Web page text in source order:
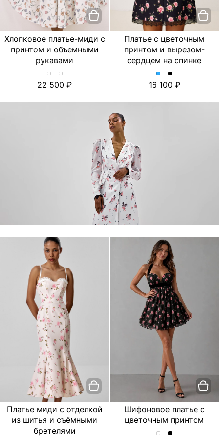
Хлопковое платье-миди с
принтом и объемными
рукавами
Хлопковое
платье-
с
Хлопковое
платье-
с
Молочный
22 500
Платье с цветочным
принтом и вырезом-
сердцем на спинке
Платье
с
принтом
Платье
с
принтом
16 100
Платье миди с отделкой
из шитья и съёмными
бретелями
Шифоновое платье с
цветочным принтом
Шифоновое
Шифоновое